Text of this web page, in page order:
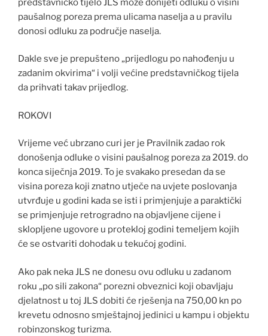
predstavničko tijelo JLS može donijeti odluku o visini
paušalnog poreza prema ulicama naselja a u pravilu
donosi odluku za područje naselja.
Dakle sve je prepušteno „prijedlogu po nahođenju u
zadanim okvirima“ i volji većine predstavničkog tijela
da prihvati takav prijedlog.
ROKOVI
Vrijeme već ubrzano curi jer je Pravilnik zadao rok
donošenja odluke o visini paušalnog poreza za 2019. do
konca siječnja 2019. To je svakako presedan da se
visina poreza koji znatno utječe na uvjete poslovanja
utvrđuje u godini kada se isti i primjenjuje a paraktički
se primjenjuje retrogradno na objavljene cijene i
sklopljene ugovore u protekloj godini temeljem kojih
će se ostvariti dohodak u tekućoj godini.
Ako pak neka JLS ne donesu ovu odluku u zadanom
roku „po sili zakona“ porezni obveznici koji obavljaju
djelatnost u toj JLS dobiti će rješenja na 750,00 kn po
krevetu odnosno smještajnoj jedinici u kampu i objektu
robinzonskog turizma.